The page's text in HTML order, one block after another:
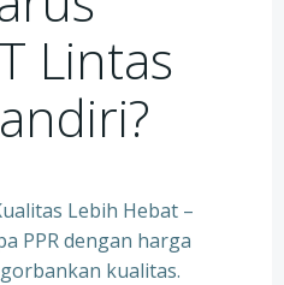
Lintas
Lebih Hebat –
PPR dengan harga
kualitas.